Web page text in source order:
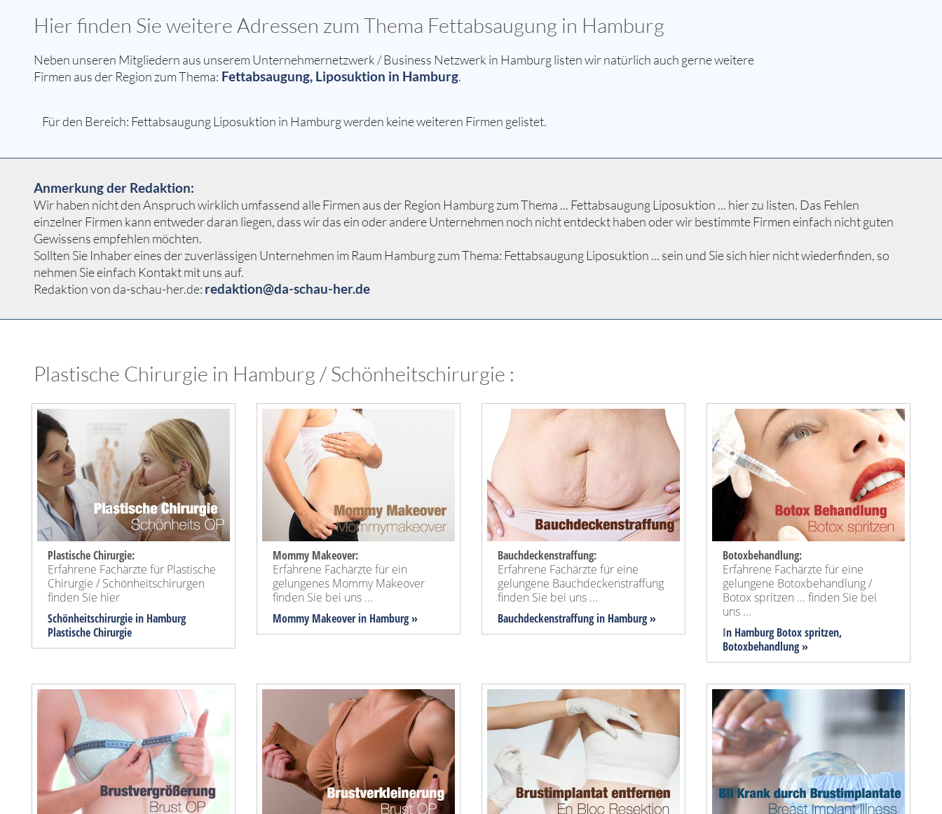
Hier finden Sie weitere Adressen zum Thema Fettabsaugung in Hamburg
Neben unseren Mitgliedern aus unserem Unternehmernetzwerk / Business Netzwerk in Hamburg listen wir natürlich auch gerne weitere
Firmen aus der Region zum Thema: Fettabsaugung, Liposuktion in Hamburg.
Für den Bereich: Fettabsaugung Liposuktion in Hamburg werden keine weiteren Firmen gelistet.
Anmerkung der Redaktion:
Wir haben nicht den Anspruch wirklich umfassend alle Firmen aus der Region Hamburg zum Thema ... Fettabsaugung Liposuktion ... hier zu listen. Das Fehlen
einzelner Firmen kann entweder daran liegen, dass wir das ein oder andere Unternehmen noch nicht entdeckt haben oder wir bestimmte Firmen einfach nicht guten
Gewissens empfehlen möchten.
Sollten Sie Inhaber eines der zuverlässigen Unternehmen im Raum Hamburg zum Thema: Fettabsaugung Liposuktion ... sein und Sie sich hier nicht wiederfinden, so
nehmen Sie einfach Kontakt mit uns auf.
Redaktion von da-schau-her.de: redaktion@da-schau-her.de
Plastische Chirurgie in Hamburg / Schönheitschirurgie :
Plastische Chirurgie:
Erfahrene Fachärzte für Plastische
Chirurgie / Schönheitschirurgen
finden Sie hier
Schönheitschirurgie in Hamburg
Plastische Chirurgie
Mommy Makeover:
Erfahrene Fachärzte für ein
gelungenes Mommy Makeover
finden Sie bei uns ...
Mommy Makeoverin Hamburg »
Bauchdeckenstraffung:
Erfahrene Fachärzte für eine
gelungene Bauchdeckenstraffung
finden Sie bei uns ...
Bauchdeckenstraffungin Hamburg »
Botoxbehandlung:
Erfahrene Fachärzte für eine
gelungene Botoxbehandlung /
Botox spritzen ... finden Sie bei
uns ...
In Hamburg Botox spritzen,
Botoxbehandlung »